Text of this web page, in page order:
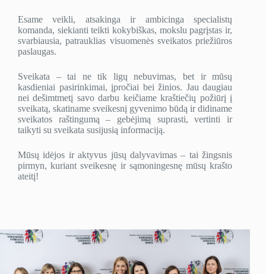
Esame veikli, atsakinga ir ambicinga specialistų
komanda, siekianti teikti kokybiškas, mokslu pagrįstas ir,
svarbiausia, patrauklias visuomenės sveikatos priežiūros
paslaugas.
Sveikata – tai ne tik ligų nebuvimas, bet ir mūsų
kasdieniai pasirinkimai, įpročiai bei žinios. Jau daugiau
nei dešimtmetį savo darbu keičiame kraštiečių požiūrį į
sveikatą, skatiname sveikesnį gyvenimo būdą ir didiname
sveikatos raštingumą – gebėjimą suprasti, vertinti ir
taikyti su sveikata susijusią informaciją.
Mūsų idėjos ir aktyvus jūsų dalyvavimas – tai žingsnis
pirmyn, kuriant sveikesnę ir sąmoningesnę mūsų krašto
ateitį!